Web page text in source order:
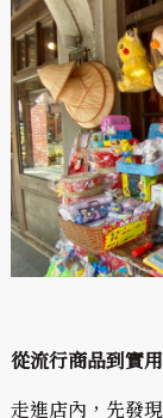
從流行商品到實
走進店內，先發